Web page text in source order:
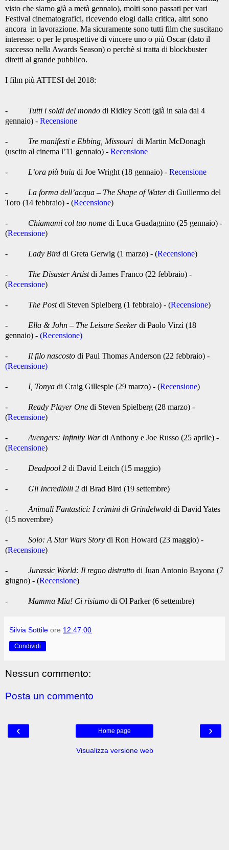
visto che siamo già a metà gennaio), molti sono passati per vari
Festival cinematografici, ricevendo elogi dalla critica, altri sono
ancora in lavorazione. Ma sicuramente sono tutti film che suscitano
interesse: o per le prospettive di vincere uno o più Oscar (dato il
successo nella Awards Season) o perchè si tratta di blockbuster
diretti al grande pubblico.
I film più ATTESI del 2018:
- Tutti i soldi del mondo di Ridley Scott (già in sala dal 4
gennaio) - Recensione
- Tre manifesti e Ebbing, Missouri di Martin McDonagh
(uscito al cinema l’11 gennaio) - Recensione
- L’ora più buia di Joe Wright (18 gennaio) - Recensione
- La forma dell’acqua – The Shape of Waterdi Guillermo del
Toro (14 febbraio) - (Recensione)
- Chiamami col tuo nome di Luca Guadagnino (25 gennaio) -
(Recensione)
- Lady Bird di Greta Gerwig (1 marzo) - (Recensione)
- The Disaster Artistdi James Franco (22 febbraio) -
(Recensione)
- The Postdi Steven Spielberg (1 febbraio) - (Recensione)
- Ella & John – The Leisure Seekerdi Paolo Virzì (18
gennaio) - (Recensione)
- Il filo nascosto di Paul Thomas Anderson (22 febbraio) -
(Recensione)
- I, Tonya di Craig Gillespie (29 marzo) - (Recensione)
- Ready Player One di Steven Spielberg (28 marzo) -
(Recensione)
- Avengers: Infinity Wardi Anthony e Joe Russo (25 aprile) -
(Recensione)
- Deadpool 2 di David Leitch (15 maggio)
- Gli Incredibili 2 di Brad Bird (19 settembre)
- Animali Fantastici: I crimini di Grindelwald di David Yates
(15 novembre)
- Solo: A Star Wars Story di Ron Howard (23 maggio) -
(Recensione)
- Jurassic World: Il regno distrutto di Juan Antonio Bayona (7
giugno) - (Recensione)
- Mamma Mia! Ci risiamo di Ol Parker (6 settembre)
Silvia Sottile ore 12:47:00
Condividi
Nessun commento:
Posta un commento
‹ ›
Home page
Visualizza versione web